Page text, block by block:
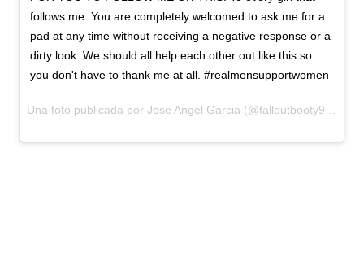
follows me. You are completely welcomed to ask me for a
pad at any time without receiving a negative response or a
dirty look. We should all help each other out like this so
you don't have to thank me at all. #realmensupportwomen